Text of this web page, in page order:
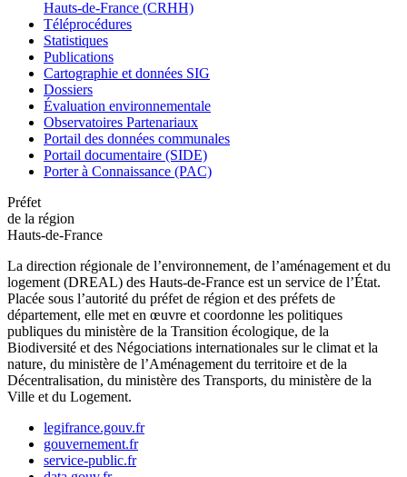
Hauts-de-France (CRHH)
Téléprocédures
Statistiques
Publications
Cartographie et données SIG
Dossiers
Évaluation environnementale
Observatoires Partenariaux
Portail des données communales
Portail documentaire (SIDE)
Porter à Connaissance (PAC)
Préfet
de la région
Hauts-de-France
La direction régionale de l’environnement, de l’aménagement et du
logement (DREAL) des Hauts-de-France est un service de l’État.
Placée sous l’autorité du préfet de région et des préfets de
département, elle met en œuvre et coordonne les politiques
publiques du ministère de la Transition écologique, de la
Biodiversité et des Négociations internationales sur le climat et la
nature, du ministère de l’Aménagement du territoire et de la
Décentralisation, du ministère des Transports, du ministère de la
Ville et du Logement.
legifrance.gouv.fr
gouvernement.fr
service-public.fr